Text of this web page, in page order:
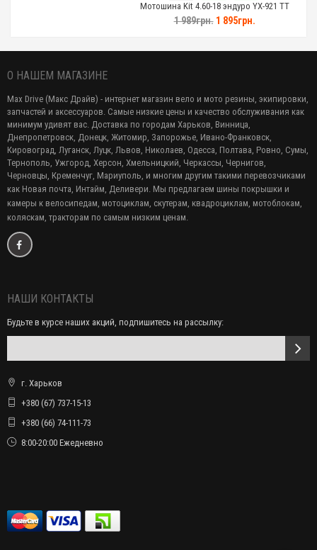
Мотошина Kit 4.60-18 эндуро YX-921 TT
1 895грн.
О НАШЕМ МАГАЗИНЕ
Max Drive (Макс Драйв) - интернет магазин вело и мото резины, экипировки,
запчастей и аксессуаров. Самые низкие цены и качество обслуживания как
минимум удивят вас. Доставка по городам Харьков, Винница,
Днепропетровск, Донецк, Житомир, Запорожье, Ивано-Франковск,
Кировоград, Луганск, Луцк, Львов, Николаев, Одесса, Полтава, Ровно, Сумы,
Тернополь, Ужгород, Херсон, Хмельницкий, Черкассы, Чернигов,
Черновцы, Кременчуг, Мариуполь, и многим другим такими перевозчиками
как Новая почта, Интайм, Деливери. Мы предлагаем шины покрышки и
камеры к велосипедам, мотоциклам, скутерам, квадроциклам, мотоблокам,
коляскам, тракторам по самым низким ценам.
НАШИ КОНТАКТЫ
Будьте в курсе наших акций, подпишитесь на рассылку:
г. Харьков
+380 (67) 737-15-13
+380 (66) 74-111-73
8:00-20:00 Ежедневно